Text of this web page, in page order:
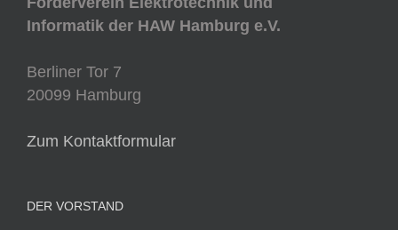
Informatik der HAW Hamburg e.V.
Berliner Tor 7
20099 Hamburg
Zum Kontaktformular
DER VORSTAND